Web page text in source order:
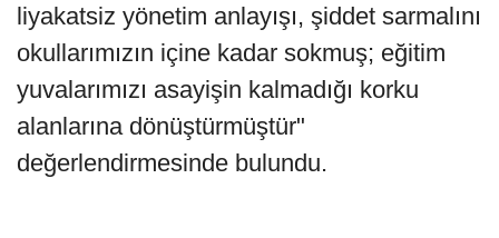
liyakatsiz yönetim anlayışı, şiddet sarmalını
okullarımızın içine kadar sokmuş; eğitim
yuvalarımızı asayişin kalmadığı korku
alanlarına dönüştürmüştür"
değerlendirmesinde bulundu.